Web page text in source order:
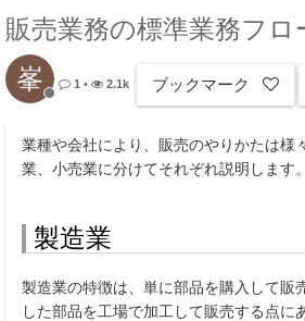
販売業務の標準業務フロ
峯 1 • 2.1k ブックマーク
業種や会社により、販売のやりかたは様
業、小売業に分けてそれぞれ説明します。
製造業
製造業の特徴は、単に部品を購入して販
した部品を工場で加工して販売する点に